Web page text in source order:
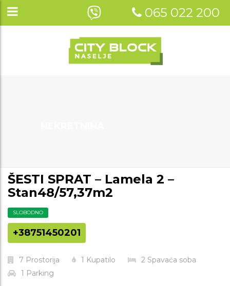
065 022 200
ŠESTI SPRAT – Lamela 2 –
Stan48/57,37m2
SLOBODNO
+38751450201
7 Prostorija 1 Kupatilo 2 Spavaća soba
1 Parking